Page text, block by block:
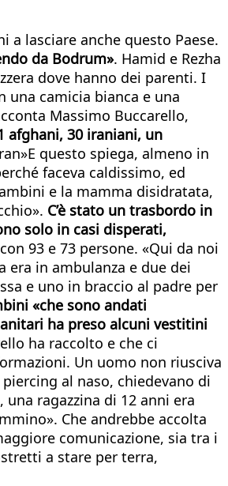
lasciare anche questo Paese.
da Bodrum». Hamid e Rezha
dove hanno dei parenti. I
camicia bianca e una
Massimo Buccarello,
afghani, 30 iraniani, un
questo spiega, almeno in
faceva caldissimo, ed
e la mamma disidratata,
C’è stato un trasbordo in
solo in casi disperati,
93 e 73 persone. «Qui da noi
era in ambulanza e due dei
e uno in braccio al padre per
«che sono andati
ha preso alcuni vestitini
ha raccolto e che ci
Un uomo non riusciva
al naso, chiedevano di
ragazzina di 12 anni era
Che andrebbe accolta
comunicazione, sia tra i
a stare per terra,